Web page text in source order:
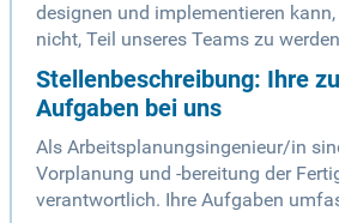
designen und implementieren
nicht, Teil unseres Teams zu
Stellenbeschreibung: Ihre
Aufgaben bei uns
Als Arbeitsplanungsingenieur/in
Vorplanung und -bereitung der
verantwortlich. Ihre Aufgaben